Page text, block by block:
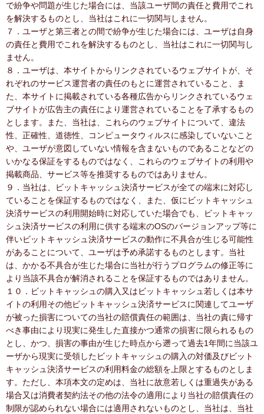
で紛争や問題が生じた場合には、当該ユーザ間の責任と費用でこれ
を解決するものとし、当社はこれに一切関与しません。
７．ユーザと第三者との間で紛争が生じた場合には、ユーザは自身
の責任と費用でこれを解決するものとし、当社はこれに一切関与し
ません。
８．ユーザは、本サイトからリンクされているウェブサイトが、そ
れぞれのサービス運営者の責任のもとに運営されていること、ま
た、本サイトに掲載されている各種広告からリンクされているウェ
ブサイトが広告主の責任により運営されていることを了承するもの
とします。また、当社は、これらのウェブサイトについて、違法
性、正確性、道徳性、コンピュータウィルスに感染していないこと
や、ユーザが意図していない情報を含まないものであることなどの
いかなる保証をするものではなく、これらのウェブサイトの利用や
掲載商品、サービス等を推奨するものではありません。
９．当社は、ビットキャッシュ決済サービスが全ての端末に対応し
ていることを保証するものではなく、また、仮にビットキャッシュ
決済サービスの利用開始時に対応していた場合でも、ビットキャッ
シュ決済サービスの利用に供する端末のOSのバージョンアップ等に
伴いビットキャッシュ決済サービスの動作に不具合が生じる可能性
があることについて、ユーザは予め承諾するものとします。当社
は、かかる不具合が生じた場合に当社が行うプログラムの修正等に
より当該不具合が解消されることを保証するものではありません。
１０．ビットキャッシュの購入又はビットキャッシュ若しくは本サ
イトの利用その他ビットキャッシュ決済サービスに関連してユーザ
が被った損害についての当社の賠償責任の範囲は、当社の責に帰す
べき事由により現実に発生した直接かつ通常の損害に限られるもの
とし、かつ、損害の事由が生じた時点から遡って過去1年間に当該ユ
ーザから現実に受領したビットキャッシュの購入の対価及びビット
キャッシュ決済サービスの利用料金の総額を上限とするものとしま
す。ただし、本項本文の定めは、当社に故意若しくは重過失がある
場合又は消費者契約法その他の法令の適用により当社の賠償責任の
制限が認められない場合には適用されないものとし、当社は、当社